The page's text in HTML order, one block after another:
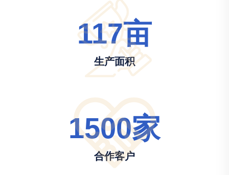
117亩
生产面积
1500家
合作客户